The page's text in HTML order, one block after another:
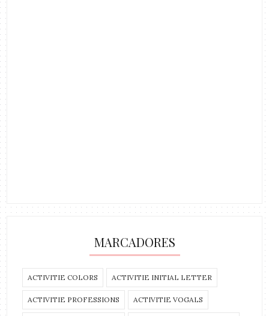
MARCADORES
ACTIVITIE COLORS ACTIVITIE INITIAL LETTER
ACTIVITIE PROFESSIONS ACTIVITIE VOGALS